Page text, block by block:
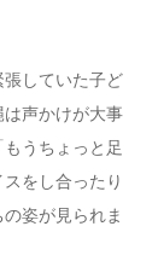
していた子ど
声かけが大事
うちょっと足
をし合ったり
姿が見られま